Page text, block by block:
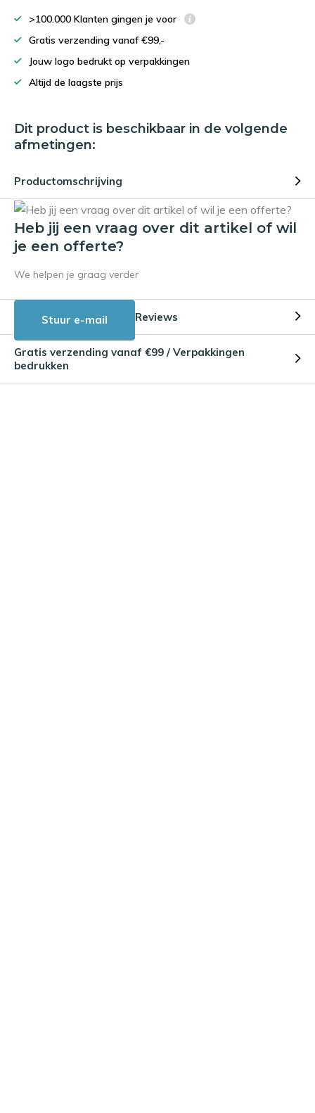
>100.000 Klanten gingen je voor
Gratis verzending vanaf €99,-
Jouw logo bedrukt op verpakkingen
Altijd de laagste prijs
Dit product is beschikbaar in de volgende
afmetingen:
Productomschrijving
Heb jij een vraag over dit artikel of wil
je een offerte?
We helpen je graag verder
Stuur e-mail Reviews
Gratis verzending vanaf €99 / Verpakkingen
bedrukken